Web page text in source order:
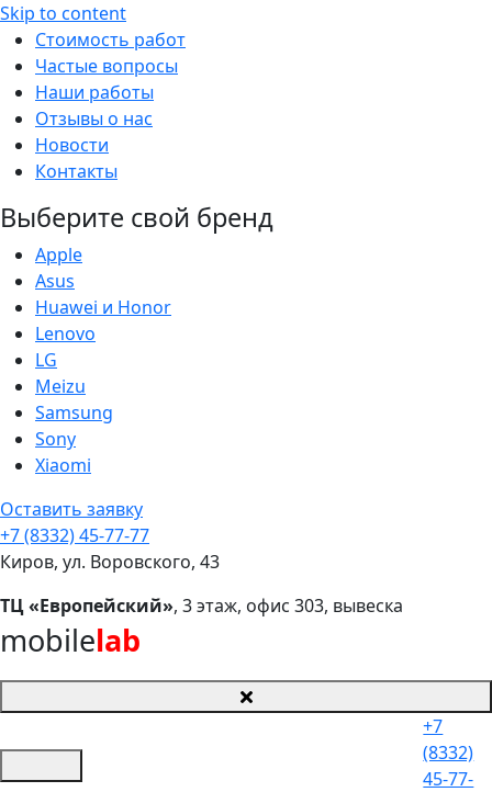
Skip to content
Стоимость работ
Частые вопросы
Наши работы
Отзывы о нас
Новости
Контакты
Выберите свой бренд
Apple
Asus
Huawei и Honor
Lenovo
LG
Meizu
Samsung
Sony
Xiaomi
Оставить заявку
+7 (8332) 45-77-77
Киров, ул. Воровского, 43
ТЦ «Европейский», 3 этаж, офис 303, вывеска
mobilelab
+7
(8332)
45-77-